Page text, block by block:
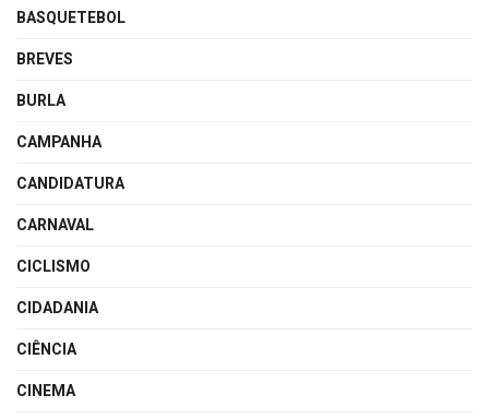
BASQUETEBOL
BREVES
BURLA
CAMPANHA
CANDIDATURA
CARNAVAL
CICLISMO
CIDADANIA
CIÊNCIA
CINEMA